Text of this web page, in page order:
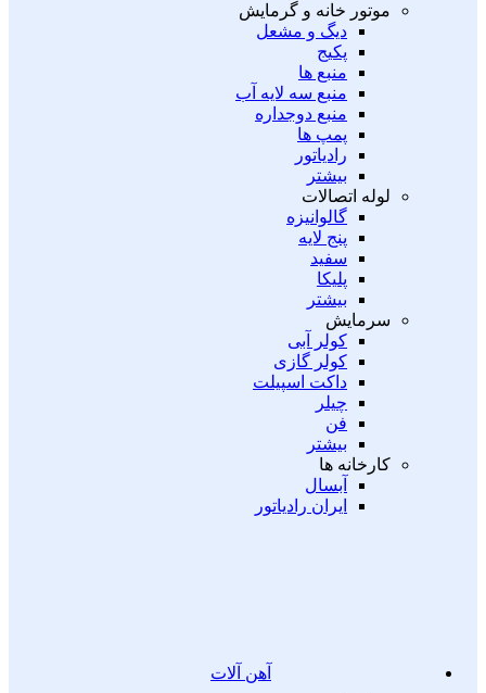
موتور خانه و گرمایش
دیگ و مشعل
پکیج
منبع ها
منبع سه لایه آب
منبع دوجداره
پمپ ها
رادیاتور
بیشتر
لوله اتصالات
گالوانیزه
پنج لایه
سفید
پلیکا
بیشتر
سرمایش
کولر آبی
کولر گازی
داکت اسپیلت
چیلر
فن
بیشتر
کارخانه ها
آبسال
ایران رادیاتور
آهن آلات